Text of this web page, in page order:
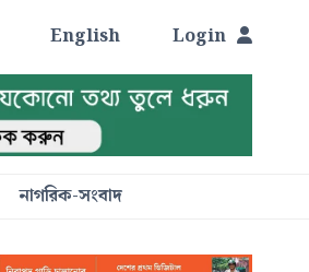
English Login
নাগরিক-সংবাদ